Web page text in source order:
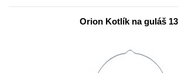
Orion Kotlík na guláš